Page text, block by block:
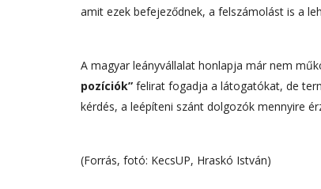
amit ezek befejeződnek, a felszámolást is a
A magyar leányvállalat honlapja már nem
pozíciók” felirat fogadja a látogatókat, de
kérdés, a leépíteni szánt dolgozók mennyire
(Forrás, fotó: KecsUP, Hraskó István)